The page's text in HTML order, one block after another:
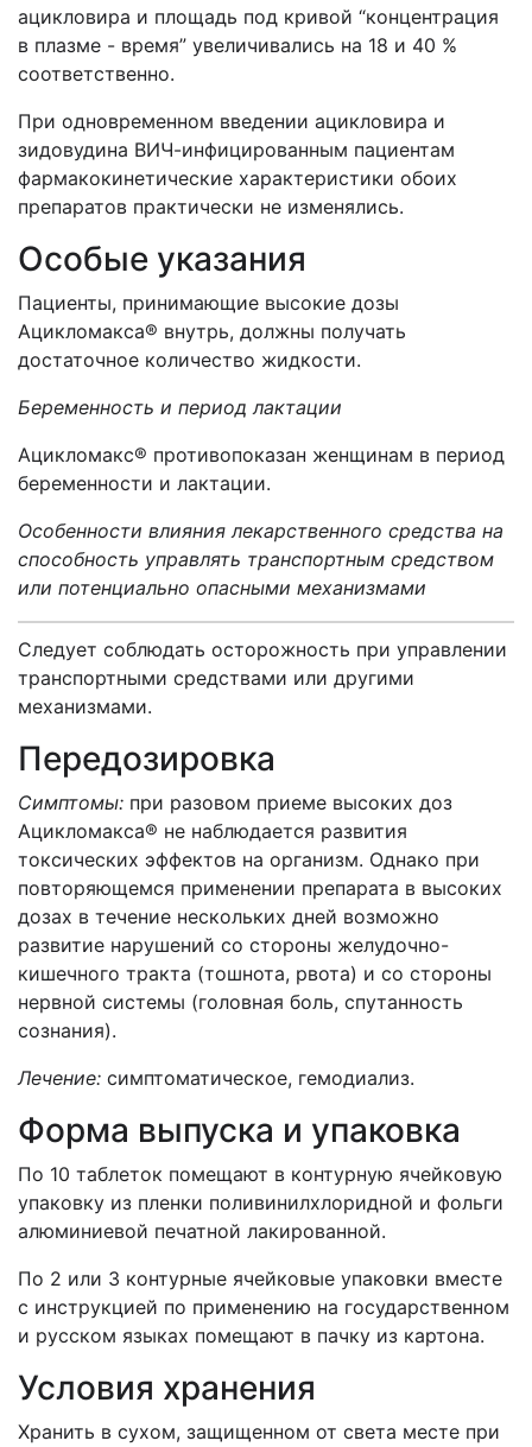
ацикловира и площадь под кривой “концентрация
в плазме - время” увеличивались на 18 и 40 %
соответственно.
При одновременном введении ацикловира и
зидовудина ВИЧ-инфицированным пациентам
фармакокинетические характеристики обоих
препаратов практически не изменялись.
Особые указания
Пациенты, принимающие высокие дозы
Ацикломакса® внутрь, должны получать
достаточное количество жидкости.
Беременность и период лактации
Ацикломакс® противопоказан женщинам в период
беременности и лактации.
Особенности влияния лекарственного средства на
способность управлять транспортным средством
или потенциально опасными механизмами
Следует соблюдать осторожность при управлении
транспортными средствами или другими
механизмами.
Передозировка
Симптомы: при разовом приеме высоких доз
Ацикломакса® не наблюдается развития
токсических эффектов на организм. Однако при
повторяющемся применении препарата в высоких
дозах в течение нескольких дней возможно
развитие нарушений со стороны желудочно-
кишечного тракта (тошнота, рвота) и со стороны
нервной системы (головная боль, спутанность
сознания).
Лечение: симптоматическое, гемодиализ.
Форма выпуска и упаковка
По 10 таблеток помещают в контурную ячейковую
упаковку из пленки поливинилхлоридной и фольги
алюминиевой печатной лакированной.
По 2 или 3 контурные ячейковые упаковки вместе
с инструкцией по применению на государственном
и русском языках помещают в пачку из картона.
Условия хранения
Хранить в сухом, защищенном от света месте при